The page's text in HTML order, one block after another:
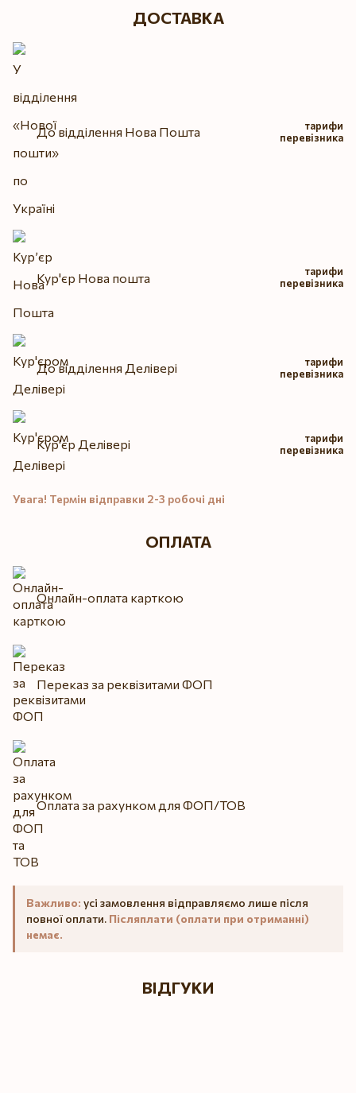
ДОСТАВКА
До відділення Нова Пошта
тарифи
перевізника
Кур'єр Нова пошта
тарифи
перевізника
До відділення Делівері
тарифи
перевізника
Кур'єр Делівері
тарифи
перевізника
Увага! Термін відправки 2-3 робочі дні
ОПЛАТА
Онлайн-оплата карткою
Переказ за реквізитами ФОП
Оплата за рахунком для ФОП/ТОВ
Важливо: усі замовлення відправляємо лише після
повної оплати. Післяплати (оплати при отриманні)
немає.
ВІДГУКИ